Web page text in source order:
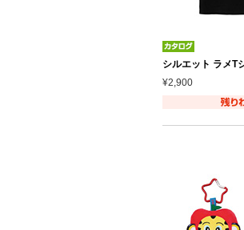
シルエット ラメT
¥2,900